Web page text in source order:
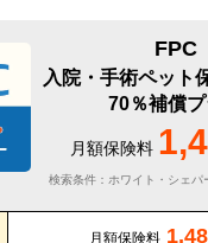
FPC
入院・手術ペット
70％補償
月額保険料
検索条件：ホワイト・シェパ
月額保険料